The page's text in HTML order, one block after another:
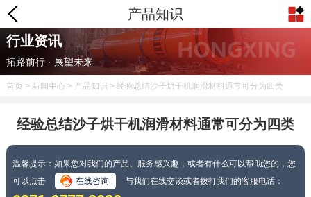
产品知识
行业资讯
拓路前行 · 展望未来
首页 > 新闻中心> 产品知识 > 经验总结沙子烘干机润滑材料通常可分为四类
经验总结沙子烘干机润滑材料通常可分为四类
温馨提示：如果您对我们的产品、服务感兴趣，或者有什么可以帮助您的，您
可以点击
在线咨询 与我们在线交谈或者拨打我们的客服电话：